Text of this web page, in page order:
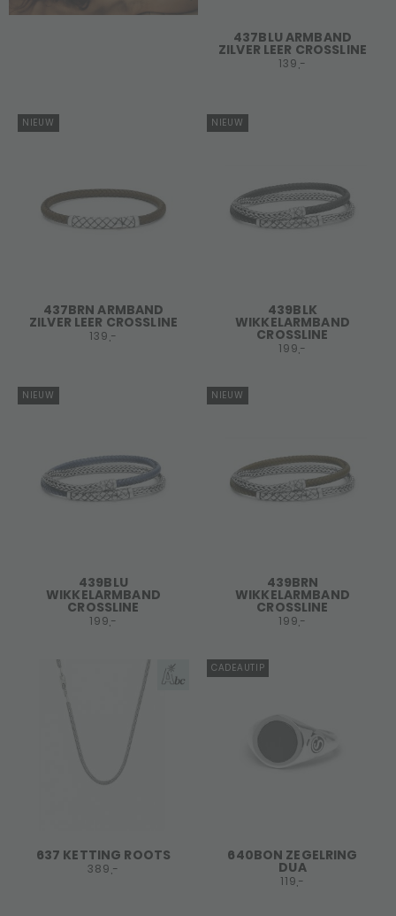
437BLU ARMBAND
ZILVER LEER CROSSLINE
139,-
NIEUW
437BRN ARMBAND
ZILVER LEER CROSSLINE
139,-
NIEUW
439BLK
WIKKELARMBAND
CROSSLINE
199,-
NIEUW
439BLU
WIKKELARMBAND
CROSSLINE
199,-
NIEUW
439BRN
WIKKELARMBAND
CROSSLINE
199,-
637 KETTING ROOTS
389,-
CADEAUTIP
640BON ZEGELRING
DUA
119,-